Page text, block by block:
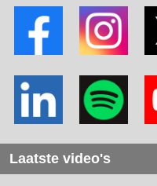
Laatste video's